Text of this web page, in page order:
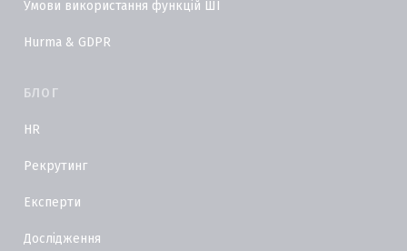
Умови використання функцій ШІ
Hurma & GDPR
БЛОГ
HR
Рекрутинг
Експерти
Дослідження